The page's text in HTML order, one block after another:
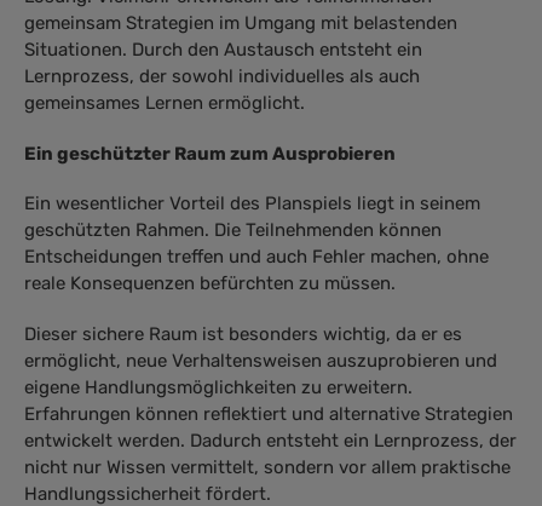
gemeinsam Strategien im Umgang mit belastenden
Situationen. Durch den Austausch entsteht ein
Lernprozess, der sowohl individuelles als auch
gemeinsames Lernen ermöglicht.
Ein geschützter Raum zum Ausprobieren
Ein wesentlicher Vorteil des Planspiels liegt in seinem
geschützten Rahmen. Die Teilnehmenden können
Entscheidungen treffen und auch Fehler machen, ohne
reale Konsequenzen befürchten zu müssen.
Dieser sichere Raum ist besonders wichtig, da er es
ermöglicht, neue Verhaltensweisen auszuprobieren und
eigene Handlungsmöglichkeiten zu erweitern.
Erfahrungen können reflektiert und alternative Strategien
entwickelt werden. Dadurch entsteht ein Lernprozess, der
nicht nur Wissen vermittelt, sondern vor allem praktische
Handlungssicherheit fördert.